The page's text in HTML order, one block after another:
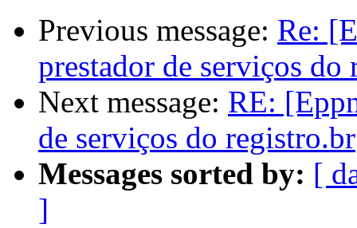
Previous message: Re:
prestador de serviços do
Next message: RE:
de serviços do registro.br
Messages sorted by: [
]